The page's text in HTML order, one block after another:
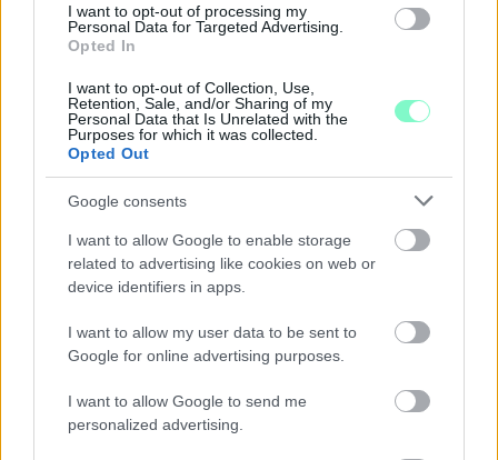
I want to opt-out of processing my
Personal Data for Targeted Advertising.
Opted In
I want to opt-out of Collection, Use,
Retention, Sale, and/or Sharing of my
Personal Data that Is Unrelated with the
Purposes for which it was collected.
Opted Out
Google consents
I want to allow Google to enable storage
related to advertising like cookies on web or
device identifiers in apps.
I want to allow my user data to be sent to
Google for online advertising purposes.
I want to allow Google to send me
personalized advertising.
PERL, VÁRADI ÉS TANOH DEZ IS OTT VAN A FÉRFI
KOSÁRLABDA-VÁLOGATOTT SZŰKÍTETT
KERETÉBEN
Észtország, Szlovénia és Svédország következik.